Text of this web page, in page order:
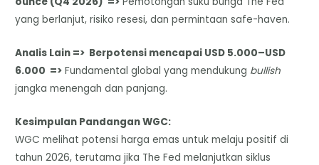
yang berlanjut, risiko resesi, dan permintaan safe-haven.
Analis Lain => Berpotensi mencapai USD 5.000–USD
6.000 => Fundamental global yang mendukung bullish
jangka menengah dan panjang.
Kesimpulan Pandangan WGC:
​WGC melihat potensi harga emas untuk melaju positif di
tahun 2026, terutama jika The Fed melanjutkan siklus